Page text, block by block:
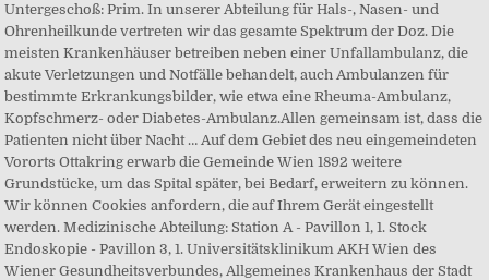
Untergeschoß: Prim. In unserer Abteilung für Hals-, Nasen- und
Ohrenheilkunde vertreten wir das gesamte Spektrum der Doz. Die
meisten Krankenhäuser betreiben neben einer Unfallambulanz, die
akute Verletzungen und Notfälle behandelt, auch Ambulanzen für
bestimmte Erkrankungsbilder, wie etwa eine Rheuma-Ambulanz,
Kopfschmerz- oder Diabetes-Ambulanz.Allen gemeinsam ist, dass die
Patienten nicht über Nacht … Auf dem Gebiet des neu eingemeindeten
Vororts Ottakring erwarb die Gemeinde Wien 1892 weitere
Grundstücke, um das Spital später, bei Bedarf, erweitern zu können.
Wir können Cookies anfordern, die auf Ihrem Gerät eingestellt
werden. Medizinische Abteilung: Station A - Pavillon 1, 1. Stock
Endoskopie - Pavillon 3, 1. Universitätsklinikum AKH Wien des
Wiener Gesundheitsverbundes, Allgemeines Krankenhaus der Stadt